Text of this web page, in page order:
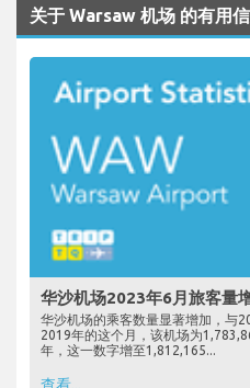
关于 Warsaw 机场 的有用
华沙机场2023年6月旅客量
华沙机场的乘客数量显著增加，与
2019年的这个月，该机场为
年，这一数字增至1,812,165...